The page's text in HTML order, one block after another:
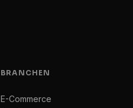
BRANCHEN
E-Commerce